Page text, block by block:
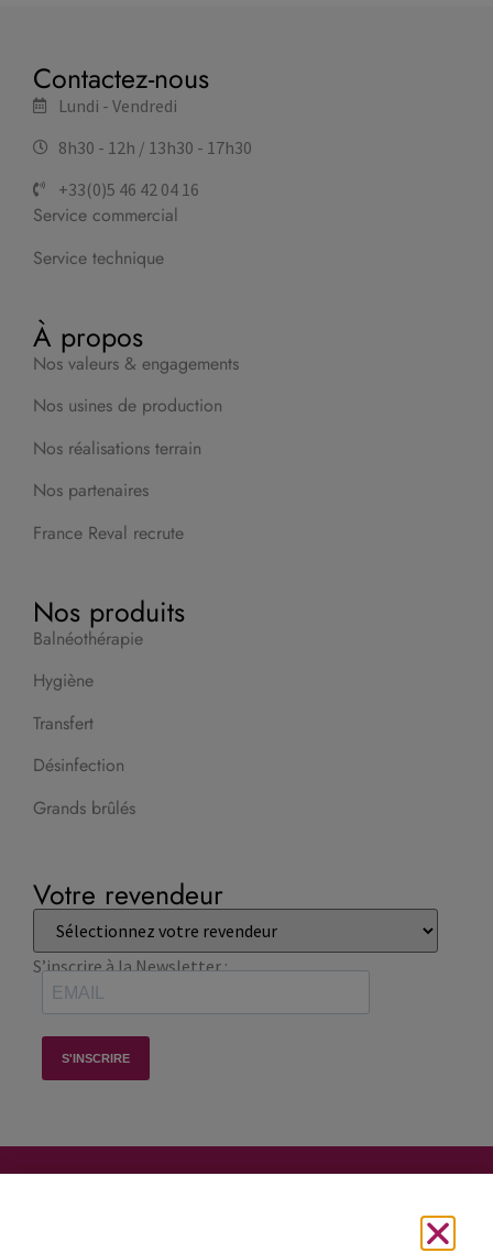
Contactez-nous
Lundi - Vendredi
8h30 - 12h / 13h30 - 17h30
+33(0)5 46 42 04 16
Service commercial
Service technique
À propos
Nos valeurs & engagements
Nos usines de production
Nos réalisations terrain
Nos partenaires
France Reval recrute
Nos produits
Balnéothérapie
Hygiène
Transfert
Désinfection
Grands brûlés
Votre revendeur
S’inscrire à la Newsletter :